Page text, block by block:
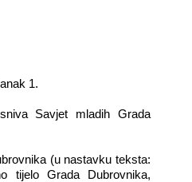
1.
Savjet mladih Grada
(u nastavku teksta:
tijelo Grada Dubrovnika,